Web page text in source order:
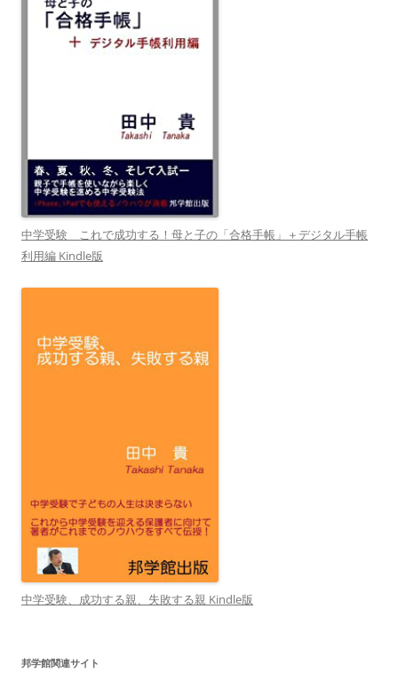
中学受験 これで成功する！母と子の「合格手帳」＋デジタル手帳
利用編 Kindle版
中学受験、成功する親、失敗する親 Kindle版
邦学館関連サイト